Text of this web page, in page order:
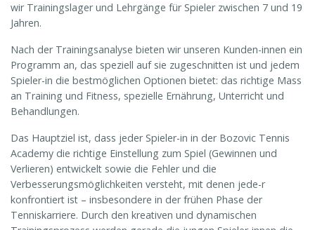
wir Trainingslager und Lehrgänge für Spieler zwischen 7 und 19
Jahren.
Nach der Trainingsanalyse bieten wir unseren Kunden-innen ein
Programm an, das speziell auf sie zugeschnitten ist und jedem
Spieler-in die bestmöglichen Optionen bietet: das richtige Mass
an Training und Fitness, spezielle Ernährung, Unterricht und
Behandlungen.
Das Hauptziel ist, dass jeder Spieler-in in der Bozovic Tennis
Academy die richtige Einstellung zum Spiel (Gewinnen und
Verlieren) entwickelt sowie die Fehler und die
Verbesserungsmöglichkeiten versteht, mit denen jede-r
konfrontiert ist – insbesondere in der frühen Phase der
Tenniskarriere. Durch den kreativen und dynamischen